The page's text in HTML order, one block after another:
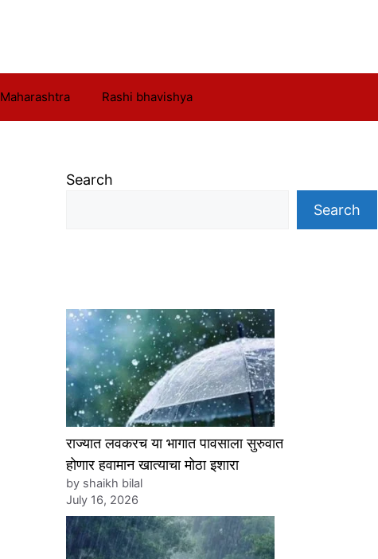
Maharashtra Rashi bhavishya
Search
Search
राज्यात लवकरच या भागात पावसाला सुरुवात
होणार हवामान खात्याचा मोठा इशारा
by shaikh bilal
July 16, 2026